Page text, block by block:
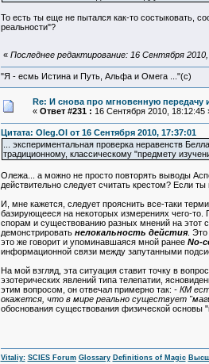
То есть ты еще не пытался как-то состыковать,
реальности"?
« Последнее редактирование: 16 Сентября
"Я - есмь Истина и Путь, Альфа и Омега ..."(с)
Re: И снова про мгновенную
« Ответ #231 : 16 Сентября 2010, 18:12:45
Цитата: Oleg.Ol от 16 Сентября 2010, 17:37:01
... экспериментальная проверка неравенств
традиционному, классическому "предмету
Олежа... а можно не просто повторять выводы
действительно следует считать крестом? Если
И, мне кажется, следует прояснить все-таки
базирующееся на некоторых измерениях чего-
спорам и существованию разных мнений на этот
демонстрировать нелокальность дейстия. Это
это же говорит и упоминавшаяся мной ранее No-
информационной связи между запутанными
На мой взгляд, эта ситуация ставит точку в
эзотерических явлений типа телепатии,
этим вопросом, он отвечал примерно так: - КМ
окажется, что в мире реально существует
обоснования существования физической основы
Vitaliy: SCIES Forum Glossary Definitions of Magic